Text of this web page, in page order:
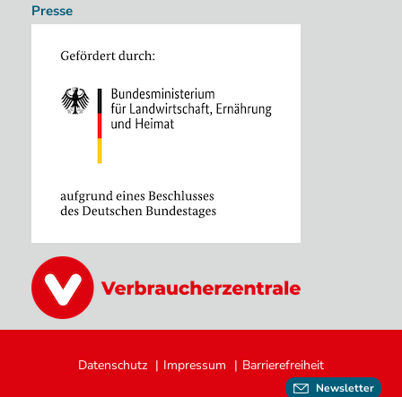
Newsletter
Image
Presse
FußzeileDatenschutz Impressum Barrierefreiheit